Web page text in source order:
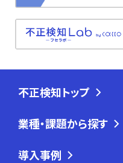
不正検知トップ
業種・課題から探す
導入事例